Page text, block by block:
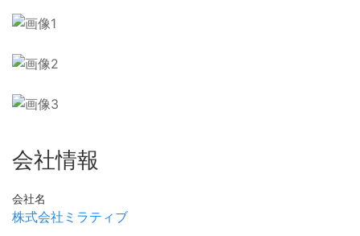
会社情報
会社名
株式会社ミラティブ